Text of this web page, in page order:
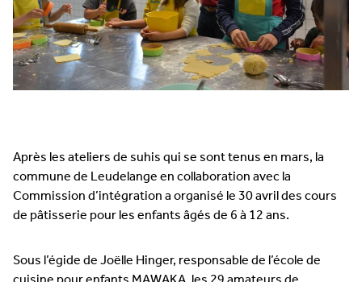
Après les ateliers de suhis qui se sont tenus en mars, la
commune de Leudelange en collaboration avec la
Commission d’intégration a organisé le 30 avril des cours
de pâtisserie pour les enfants âgés de 6 à 12 ans.
Sous l’égide de Joëlle Hinger, responsable de l’école de